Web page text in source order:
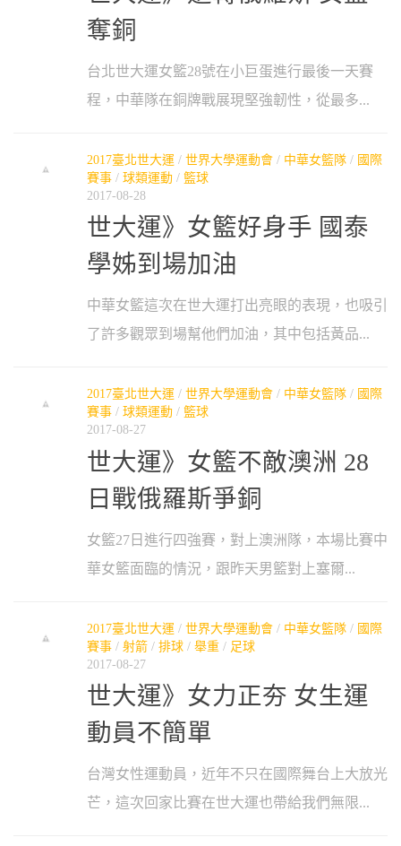
奪銅
台北世大運女籃28號在小巨蛋進行最後一天賽
程，中華隊在銅牌戰展現堅強韌性，從最多...
2017臺北世大運 / 世界大學運動會 / 中華女籃隊 / 國際
賽事 / 球類運動 / 籃球
2017-08-28
世大運》女籃好身手 國泰
學姊到場加油
中華女籃這次在世大運打出亮眼的表現，也吸引
了許多觀眾到場幫他們加油，其中包括黃品...
2017臺北世大運 / 世界大學運動會 / 中華女籃隊 / 國際
賽事 / 球類運動 / 籃球
2017-08-27
世大運》女籃不敵澳洲 28
日戰俄羅斯爭銅
女籃27日進行四強賽，對上澳洲隊，本場比賽中
華女籃面臨的情況，跟昨天男籃對上塞爾...
2017臺北世大運 / 世界大學運動會 / 中華女籃隊 / 國際
賽事 / 射箭 / 排球 / 舉重 / 足球
2017-08-27
世大運》女力正夯 女生運
動員不簡單
台灣女性運動員，近年不只在國際舞台上大放光
芒，這次回家比賽在世大運也帶給我們無限...